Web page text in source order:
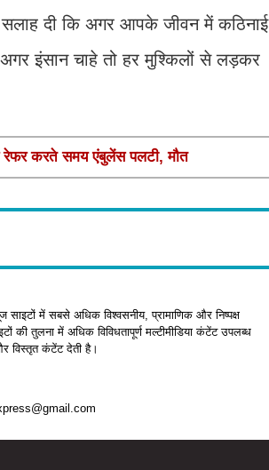
सलाह दी कि अगर आपके जीवन में कठिनाई
इंसान चाहे तो हर मुश्किलों से लड़कर
रेफर करते समय एंबुलेंस पलटी, मौत
साइटों में सबसे अधिक विश्वसनीय, प्रामाणिक और निष्पक्ष
की तुलना में अधिक विविधतापूर्ण मल्टीमीडिया कंटेंट उपलब्ध
विस्तृत कंटेंट देती है।